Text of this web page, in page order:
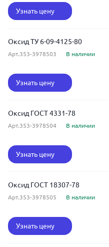
Узнать цену
Оксид ТУ 6-09-4125-80
Арт.353-3978503 В наличии
Узнать цену
Оксид ГОСТ 4331-78
Арт.353-3978504 В наличии
Узнать цену
Оксид ГОСТ 18307-78
Арт.353-3978505 В наличии
Узнать цену